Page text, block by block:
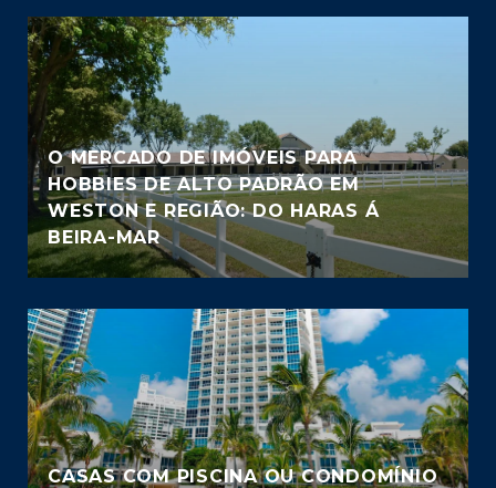
O MERCADO DE IMÓVEIS PARA
HOBBIES DE ALTO PADRÃO EM
WESTON E REGIÃO: DO HARAS Á
BEIRA-MAR
CASAS COM PISCINA OU CONDOMÍNIO